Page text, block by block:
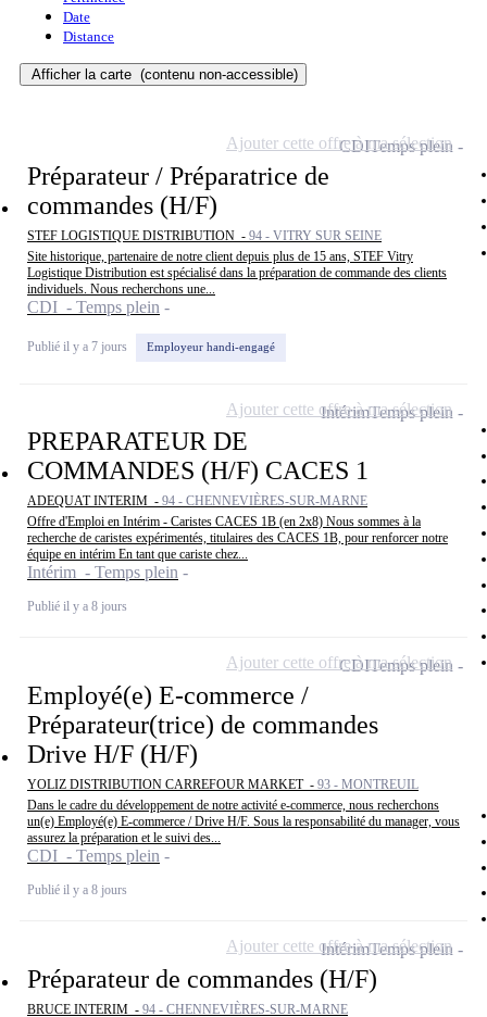
Date
Distance
Afficher la carte (contenu non-accessible)
Préparateur / Préparatrice de
commandes (H/F)
STEF LOGISTIQUE DISTRIBUTION - 94 - VITRY SUR SEINE
Site historique, partenaire de notre client depuis plus de 15 ans, STEF Vitry
Logistique Distribution est spécialisé dans la préparation de commande des clients
individuels. Nous recherchons une...
CDI - Temps plein
Publié il y a 7 jours Employeur handi-engagé
CDITemps plein
Ajouter cette offre à ma sélection
PREPARATEUR DE
COMMANDES (H/F) CACES 1
ADEQUAT INTERIM - 94 - CHENNEVIÈRES-SUR-MARNE
Offre d'Emploi en Intérim - Caristes CACES 1B (en 2x8) Nous sommes à la
recherche de caristes expérimentés, titulaires des CACES 1B, pour renforcer notre
équipe en intérim En tant que cariste chez...
Intérim - Temps plein
Publié il y a 8 jours
IntérimTemps plein
Ajouter cette offre à ma sélection
Employé(e) E-commerce /
Préparateur(trice) de commandes
Drive H/F (H/F)
YOLIZ DISTRIBUTION CARREFOUR MARKET - 93 - MONTREUIL
Dans le cadre du développement de notre activité e-commerce, nous recherchons
un(e) Employé(e) E-commerce / Drive H/F. Sous la responsabilité du manager, vous
assurez la préparation et le suivi des...
CDI - Temps plein
Publié il y a 8 jours
CDITemps plein
Ajouter cette offre à ma sélection
Préparateur de commandes (H/F)
BRUCE INTERIM - 94 - CHENNEVIÈRES-SUR-MARNE
IntérimTemps plein
Ajouter cette offre à ma sélection